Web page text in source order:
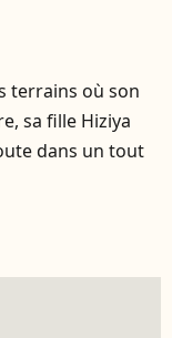
terrains où son
sa fille Hiziya
dans un tout